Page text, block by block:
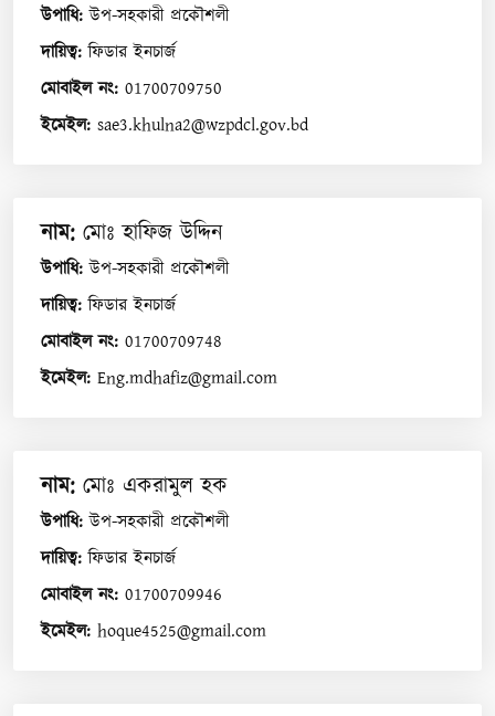
উপাধি:উপ-সহকারী প্রকৌশলী
দায়িত্ব:ফিডার ইনচার্জ
মোবাইল নং: 01700709750
ইমেইল: sae3.khulna2@wzpdcl.gov.bd
নাম: মোঃ হাফিজ উদ্দিন
উপাধি:উপ-সহকারী প্রকৌশলী
দায়িত্ব:ফিডার ইনচার্জ
মোবাইল নং: 01700709748
ইমেইল: Eng.mdhafiz@gmail.com
নাম: মোঃ একরামুল হক
উপাধি:উপ-সহকারী প্রকৌশলী
দায়িত্ব:ফিডার ইনচার্জ
মোবাইল নং: 01700709946
ইমেইল: hoque4525@gmail.com